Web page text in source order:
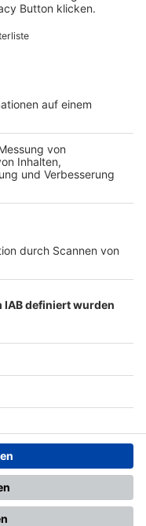
Impressum